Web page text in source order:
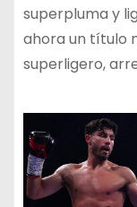
superpluma y
ahora un título
superligero,